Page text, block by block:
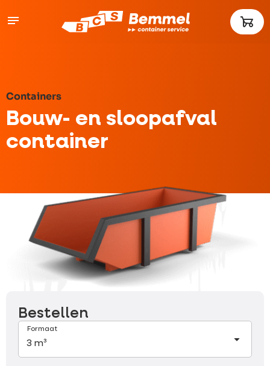
Containers
Bouw- en sloopafval
container
Bestellen
Formaat